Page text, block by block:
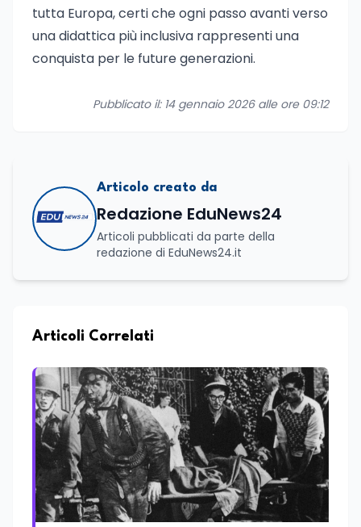
tutta Europa, certi che ogni passo avanti verso
una didattica più inclusiva rappresenti una
conquista per le future generazioni.
Pubblicato il: 14 gennaio 2026 alle ore 09:12
Articolo creato da
Redazione EduNews24
Articoli pubblicati da parte della
redazione di EduNews24.it
Articoli Correlati